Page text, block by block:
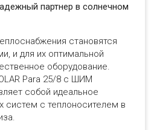
партнер в солнечном
становятся
и для их оптимальной
оборудование.
Para 25/8 с ШИМ
собой идеальное
систем с теплоносителем в